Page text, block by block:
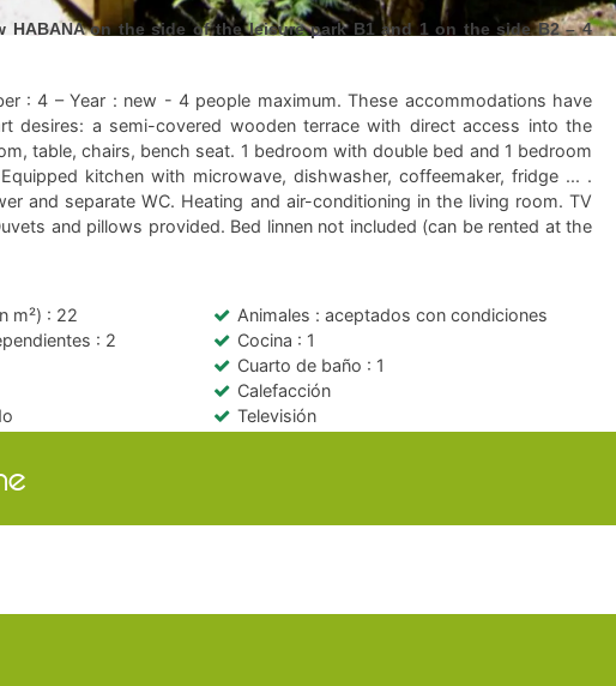
HABANA on the side of the leisure park B1 and 1 on the side B2 – 4
: 4 – Year : new - 4 people maximum. These accommodations have
desires: a semi-covered wooden terrace with direct access into the
table, chairs, bench seat. 1 bedroom with double bed and 1 bedroom
kitchen with microwave, dishwasher, coffeemaker, fridge ... .
and separate WC. Heating and air-conditioning in the living room. TV
and pillows provided. Bed linnen not included (can be rented at the
m²) : 22 Animales : aceptados con condiciones
: 2 Cocina : 1
Cuarto de baño : 1
Calefacción
Televisión